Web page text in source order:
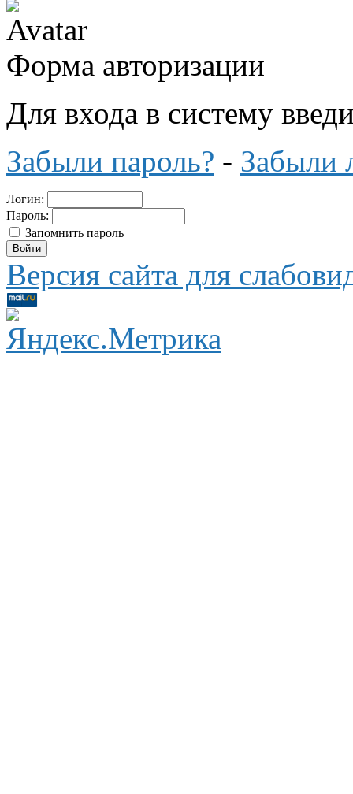
Форма авторизации
Для входа в систему
Забыли пароль? - Забыли
Логин:
Пароль:
Запомнить пароль
Версия сайта для